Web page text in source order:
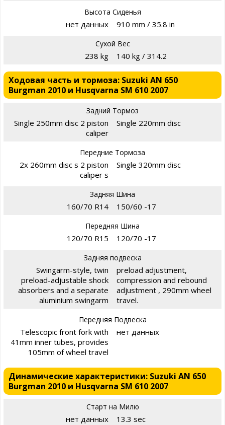
Высота Сиденья
нет данных 910 mm / 35.8 in
Сухой Вес
238 kg 140 kg / 314.2
Ходовая часть и тормоза: Suzuki AN 650
Burgman 2010 и Husqvarna SM 610 2007
Задний Тормоз
Single 250mm disc 2 piston
caliper
Single 220mm disc
Передние Тормоза
2x 260mm disc s 2 piston
caliper s
Single 320mm disc
Задняя Шина
160/70 R14 150/60 -17
Передняя Шина
120/70 R15 120/70 -17
Задняя подвеска
Swingarm-style, twin
preload-adjustable shock
absorbers and a separate
aluminium swingarm
preload adjustment,
compression and rebound
adjustment , 290mm wheel
travel.
Передняя Подвеска
Telescopic front fork with
41mm inner tubes, provides
105mm of wheel travel
нет данных
Динамические характеристики: Suzuki AN 650
Burgman 2010 и Husqvarna SM 610 2007
Старт на Милю
нет данных 13.3 sec